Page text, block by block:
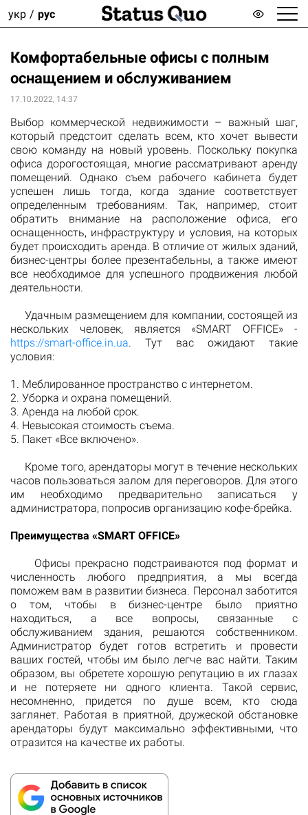
укр рус
Комфортабельные офисы с полным
оснащением и обслуживанием
17.10.2022, 14:37
Выбор коммерческой недвижимости – важный шаг,
который предстоит сделать всем, кто хочет вывести
свою команду на новый уровень. Поскольку покупка
офиса дорогостоящая, многие рассматривают аренду
помещений. Однако съем рабочего кабинета будет
успешен лишь тогда, когда здание соответствует
определенным требованиям. Так, например, стоит
обратить внимание на расположение офиса, его
оснащенность, инфраструктуру и условия, на которых
будет происходить аренда. В отличие от жилых зданий,
бизнес-центры более презентабельны, а также имеют
все необходимое для успешного продвижения любой
деятельности.
Удачным размещением для компании, состоящей из
нескольких человек, является «SMART OFFICE» -
https://smart-office.in.ua. Тут вас ожидают такие
условия:
1. Меблированное пространство с интернетом.
2. Уборка и охрана помещений.
3. Аренда на любой срок.
4. Невысокая стоимость съема.
5. Пакет «Все включено».
Кроме того, арендаторы могут в течение нескольких
часов пользоваться залом для переговоров. Для этого
им необходимо предварительно записаться у
администратора, попросив организацию кофе-брейка.
Преимущества «SMART OFFICE»
Офисы прекрасно подстраиваются под формат и
численность любого предприятия, а мы всегда
поможем вам в развитии бизнеса. Персонал заботится
о том, чтобы в бизнес-центре было приятно
находиться, а все вопросы, связанные с
обслуживанием здания, решаются собственником.
Администратор будет готов встретить и провести
ваших гостей, чтобы им было легче вас найти. Таким
образом, вы обретете хорошую репутацию в их глазах
и не потеряете ни одного клиента. Такой сервис,
несомненно, придется по душе всем, кто сюда
заглянет. Работая в приятной, дружеской обстановке
арендаторы будут максимально эффективными, что
отразится на качестве их работы.